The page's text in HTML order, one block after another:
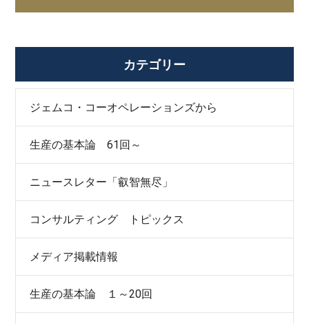
カテゴリー
ジェムコ・コーオペレーションズから
生産の基本論 61回～
ニュースレター「叡智無尽」
コンサルティング トピックス
メディア掲載情報
生産の基本論 １～20回